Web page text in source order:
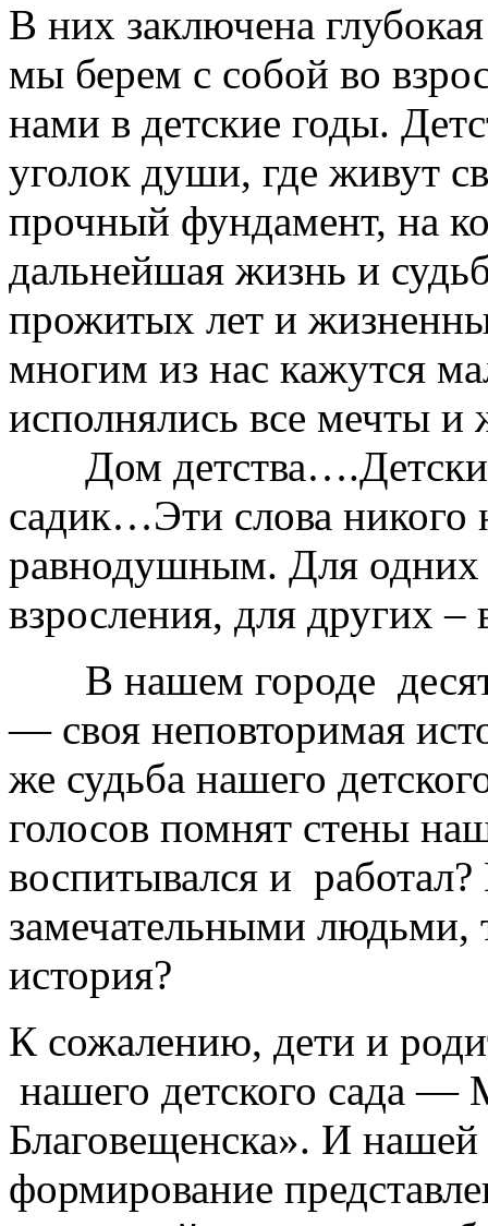
В них заключена
мы берем с собой во
нами в детские годы.
уголок души, где живут
прочный фундамент, на
дальнейшая жизнь и
прожитых лет и
многим из нас кажутся
исполнялись все мечты и
Дом
садик…Эти слова никого
равнодушным. Для одних
взросления, для других –
В нашем городе
— своя неповторимая
же судьба нашего
голосов помнят стены
воспитывался и
замечательными людьми,
история?
К сожалению, дети и
нашего детского
Благовещенска». И нашей
формирование